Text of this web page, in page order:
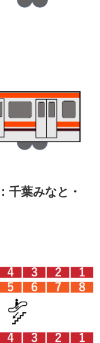
千葉みなと・